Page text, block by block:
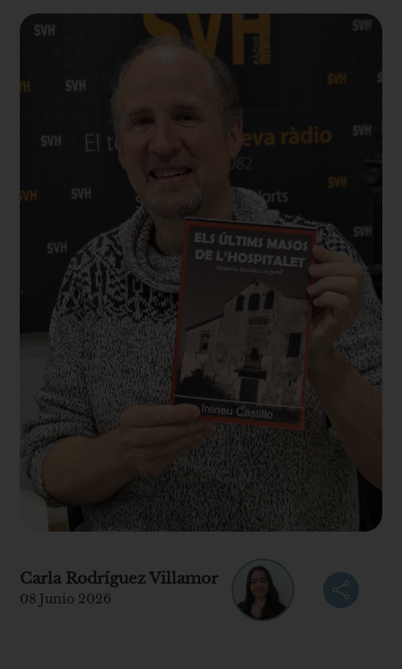
Carla Rodríguez Villamor
08 Junio 2026